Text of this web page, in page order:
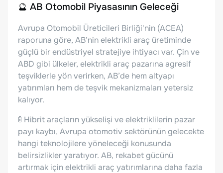
🔮 AB Otomobil Piyasasının Geleceği
Avrupa Otomobil Üreticileri Birliği'nin (ACEA)
raporuna göre, AB’nin elektrikli araç üretiminde
güçlü bir endüstriyel stratejiye ihtiyacı var. Çin ve
ABD gibi ülkeler, elektrikli araç pazarına agresif
teşviklerle yön verirken, AB’de hem altyapı
yatırımları hem de teşvik mekanizmaları yetersiz
kalıyor.
🚦 Hibrit araçların yükselişi ve elektriklilerin pazar
payı kaybı, Avrupa otomotiv sektörünün gelecekte
hangi teknolojilere yöneleceği konusunda
belirsizlikler yaratıyor. AB, rekabet gücünü
artırmak için elektrikli araç yatırımlarına daha fazla